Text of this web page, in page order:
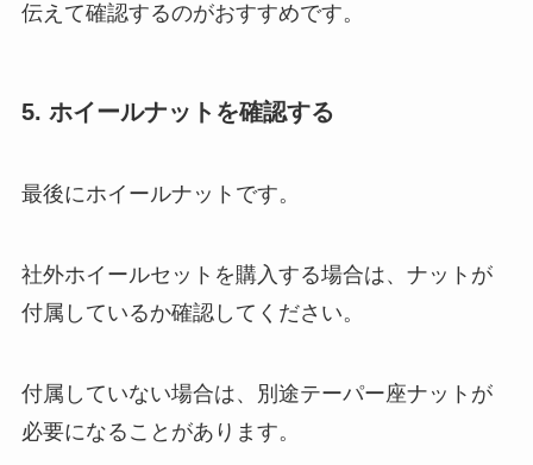
伝えて確認するのがおすすめです。
5. ホイールナットを確認する
最後にホイールナットです。
社外ホイールセットを購入する場合は、ナットが
付属しているか確認してください。
付属していない場合は、別途テーパー座ナットが
必要になることがあります。